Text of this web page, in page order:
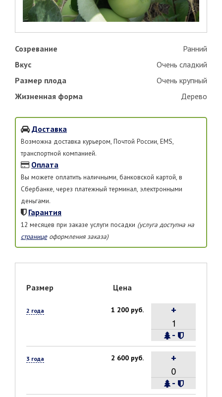
Созревание
Ранний
Вкус
Очень сладкий
Размер плода
Очень крупный
Жизненная форма
Дерево
Доставка
Возможна доставка курьером, Почтой России, EMS,
транспортной компанией.
Оплата
Вы можете оплатить наличными, банковской картой, в
Сбербанке, через платежный терминал, электронными
деньгами.
Гарантия
12 месяцев при заказе услуги посадки (услуга доступна на
страницеоформления заказа)
Размер Цена
2 года 1 200 руб.
-
+
3 года 2 600 руб.
-
+